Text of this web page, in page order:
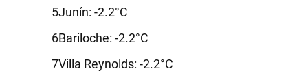
Junín: -2.2°C
Bariloche: -2.2°C
Villa Reynolds: -2.2°C